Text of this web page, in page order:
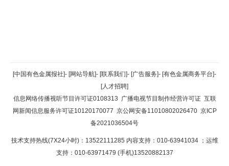
返回顶部
返回首页
[中国有色金属报社]- [网站导航]- [联系我们]- [广告服务]- [有色金属商务平台]-
[人才招聘]
信息网络传播视听节目许可证0108313 广播电视节目制作经营许可证 互联
网新闻信息服务许可证10120170077 京公网安备11010802026470 京ICP
备2021036504号
技术支持热线(7X24小时)：13522111285 内容支持：010-63941034 ；运维
支持：010-63971479 (手机)13520882137